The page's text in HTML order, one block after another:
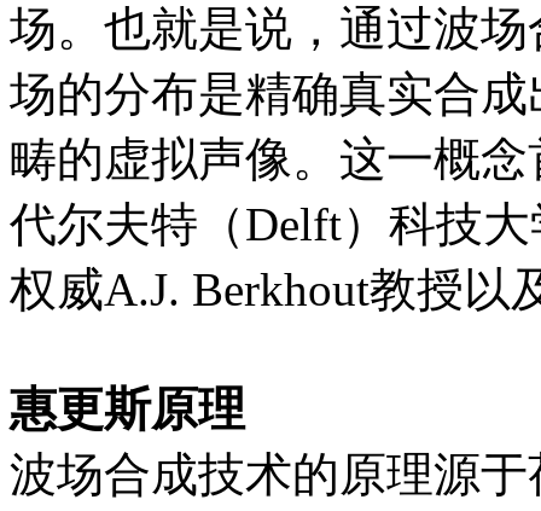
场。也就是说，通过波
场的分布是精确真实合
畴的虚拟声像。这一概
代尔夫特（Delft）科技
权威A.J. Berkhout教授以
惠更斯原理
波场合成技术的原理源